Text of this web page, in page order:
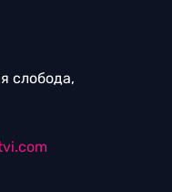
слобода,